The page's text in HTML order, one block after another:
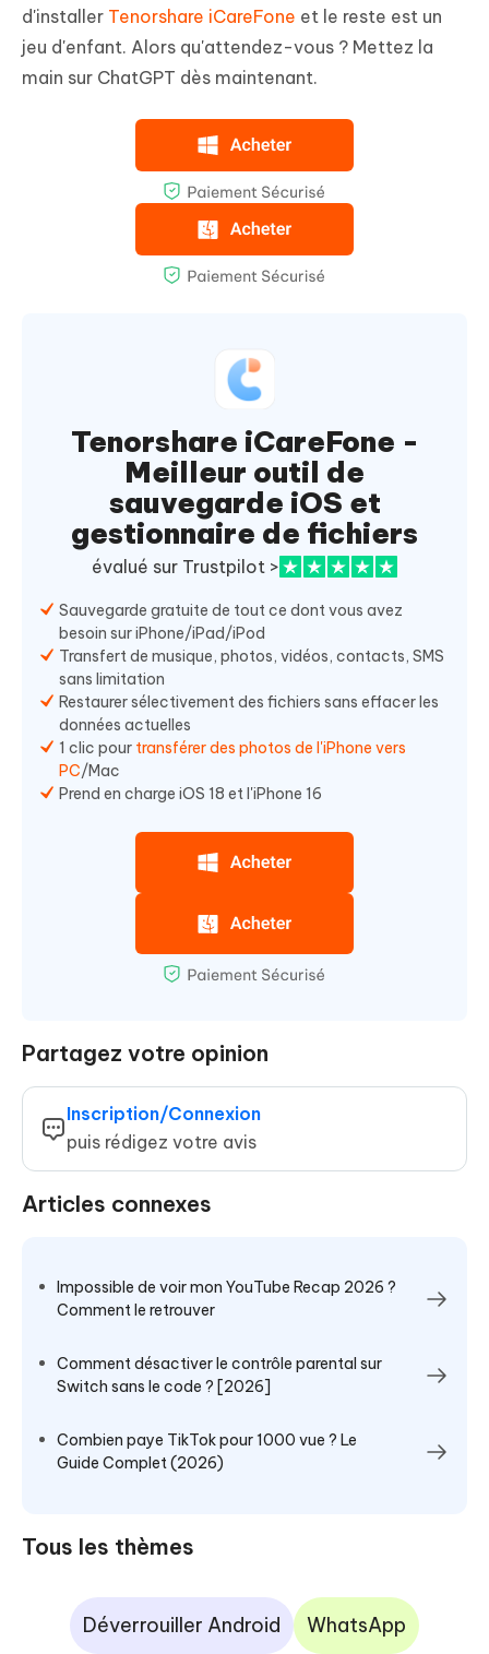
d'installer Tenorshare iCareFone et le reste est un
jeu d'enfant. Alors qu'attendez-vous ? Mettez la
main sur ChatGPT dès maintenant.
Tenorshare iCareFone -
Meilleur outil de
sauvegarde iOS et
gestionnaire de fichiers
évalué sur Trustpilot >
Sauvegarde gratuite de tout ce dont vous avez
besoin sur iPhone/iPad/iPod
Transfert de musique, photos, vidéos, contacts, SMS
sans limitation
Restaurer sélectivement des fichiers sans effacer les
données actuelles
1 clic pour transférer des photos de l'iPhone vers
PC/Mac
Prend en charge iOS 18 et l'iPhone 16
Partagez votre opinion
Inscription/Connexion
puis rédigez votre avis
Articles connexes
Impossible de voir mon YouTube Recap 2026 ?
Comment le retrouver
Comment désactiver le contrôle parental sur
Switch sans le code ? [2026]
Combien paye TikTok pour 1000 vue ? Le
Guide Complet (2026)
Tous les thèmes
Déverrouiller Android WhatsApp